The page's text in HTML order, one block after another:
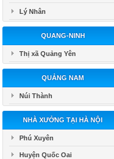
Lý Nhân
QUANG-NINH
Thị xã Quảng Yên
QUẢNG NAM
Núi Thành
NHÀ XƯỞNG TẠI HÀ NỘI
Phú Xuyên
Huyện Quốc Oai